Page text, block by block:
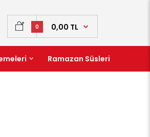
0 0,00 TL
Ramazan Süsleri